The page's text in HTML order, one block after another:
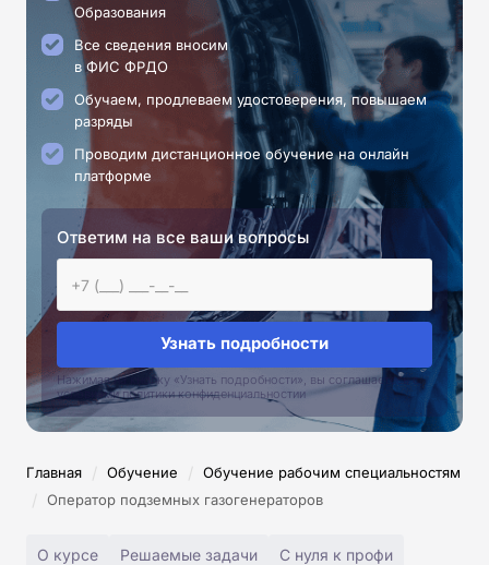
Образования
Все сведения вносим
в ФИС ФРДО
Обучаем, продлеваем удостоверения, повышаем
разряды
Проводим дистанционное обучение на онлайн
платформе
Ответим на все ваши вопросы
Узнать подробности
Нажимая на кнопку «Узнать подробности», вы соглашаетесь с
условиями политики конфиденциальностии
Главная / Обучение / Обучение рабочим специальностям
/ Оператор подземных газогенераторов
О курсе Решаемые задачи С нуля к профи